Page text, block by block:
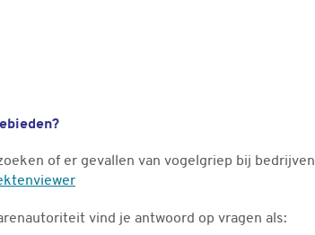
of er gevallen van vogelgriep bij bedrijven
vind je antwoord op vragen als: